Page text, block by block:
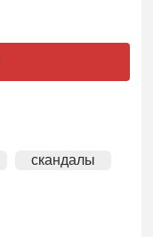
скандалы